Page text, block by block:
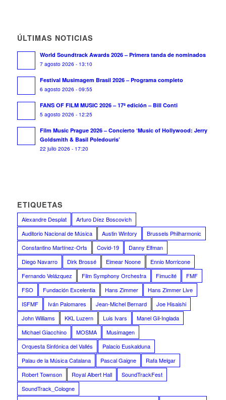
ÚLTIMAS NOTICIAS
World Soundtrack Awards 2026 – Primera tanda de nominados
7 agosto 2026 - 13:10
Festival Musimagem Brasil 2026 – Programa completo
6 agosto 2026 - 09:55
FANS OF FILM MUSIC 2026 – 17ª edición – Bill Conti
5 agosto 2026 - 12:25
Film Music Prague 2026 – Concierto ‘Music of Hollywood: Jerry
Goldsmith & Basil Poledouris’
22 julio 2026 - 17:20
ETIQUETAS
Alexandre Desplat
Arturo Díez Boscovich
Auditorio Nacional de Música
Austin Wintory
Brussels Philharmonic
Constantino Martínez-Orts
Covid-19
Danny Elfman
Diego Navarro
Dirk Brossé Eimear Noone
Ennio Morricone
Fernando Velázquez
Film Symphony Orchestra Fimucité
FMF
FSO
Fundación Excelentia Hans Zimmer
Hans Zimmer Live
ISFMF
Iván Palomares Jean-Michel Bernard
Joe Hisaishi
John Williams
KKL Luzern Luis Ivars
Manel Gil-Inglada
Michael Giacchino
MOSMA
Musimagen
Orquesta Sinfónica del Vallés
Palacio Euskalduna
Palau de la Música Catalana
Pascal Gaigne
Rafa Melgar
Robert Townson
Royal Albert Hall
SoundTrackFest
SoundTrack_Cologne